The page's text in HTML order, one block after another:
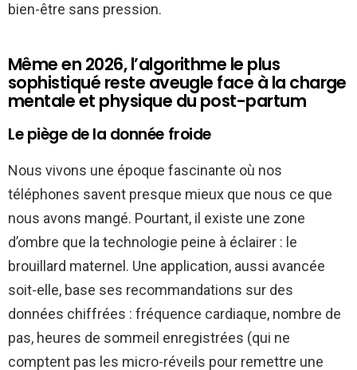
bien-être sans pression.
Même en 2026, l’algorithme le plus
sophistiqué reste aveugle face à la charge
mentale et physique du post-partum
Le piège de la donnée froide
Nous vivons une époque fascinante où nos
téléphones savent presque mieux que nous ce que
nous avons mangé. Pourtant, il existe une zone
d’ombre que la technologie peine à éclairer : le
brouillard maternel. Une application, aussi avancée
soit-elle, base ses recommandations sur des
données chiffrées : fréquence cardiaque, nombre de
pas, heures de sommeil enregistrées (qui ne
comptent pas les micro-réveils pour remettre une